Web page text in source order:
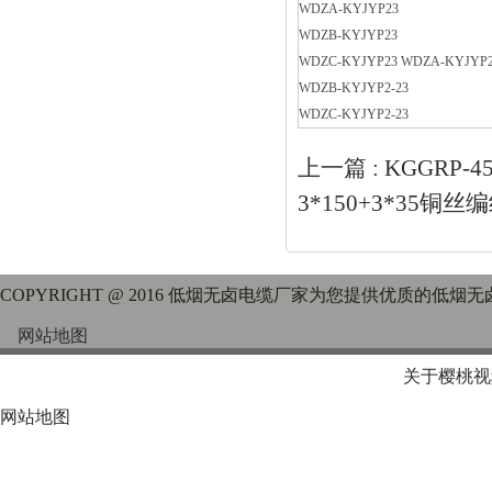
WDZA-KYJYP23
WDZB-KYJYP23
WDZC-KYJYP23 WDZA-
WDZB-KYJYP2-23
WDZC-KYJYP2-23
上一篇 : KGGRP-
3*150+3*35铜丝
COPYRIGHT @ 2016 低烟无卤电缆厂家为您提供优质的低烟无
网站地图
关于樱桃
网站地图